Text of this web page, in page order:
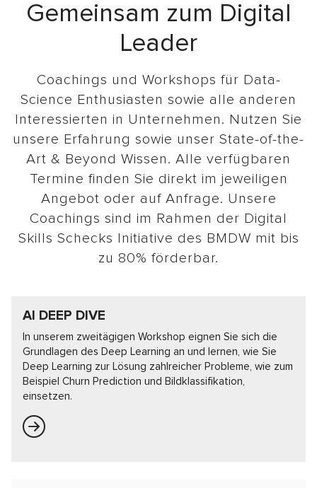
Gemeinsam zum Digital
Leader
Coachings und Workshops für Data-
Science Enthusiasten sowie alle anderen
Interessierten in Unternehmen. Nutzen Sie
unsere Erfahrung sowie unser State-of-the-
Art & Beyond Wissen. Alle verfügbaren
Termine finden Sie direkt im jeweiligen
Angebot oder auf Anfrage. Unsere
Coachings sind im Rahmen der Digital
Skills Schecks Initiative des BMDW mit bis
zu 80% förderbar.
AI DEEP DIVE
In unserem zweitägigen Workshop eignen Sie sich die
Grundlagen des Deep Learning an und lernen, wie Sie
Deep Learning zur Lösung zahlreicher Probleme, wie zum
Beispiel Churn Prediction und Bildklassifikation,
einsetzen.